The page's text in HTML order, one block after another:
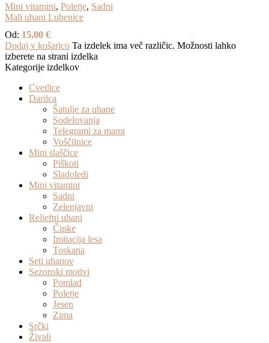
Mini vitamini, Poletje, Sadni
Mali uhani Lubenice
Od: 15,00 €
Dodaj v košarico Ta izdelek ima več različic. Možnosti lahko
izberete na strani izdelka
Kategorije izdelkov
Cvetlice
Darilca
Šatulje za uhane
Sodelovanja
Telegrami za mami
Voščilnice
Mini slaščice
Piškoti
Sladoledi
Mini vitamini
Sadni
Zelenjavni
Reliefni uhani
Čipke
Imitacija lesa
Toskana
Seti uhanov
Sezonski motivi
Pomlad
Poletje
Jesen
Zima
Srčki
Živali